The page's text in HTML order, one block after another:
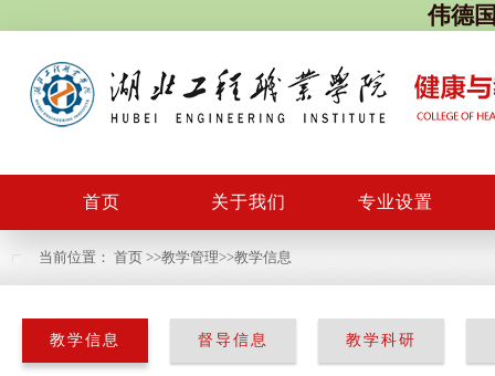
伟德
首页 关于我们 专业设置
当前位置： 首页 >>教学管理>>教学信息
教学信息 督导信息 教学科研